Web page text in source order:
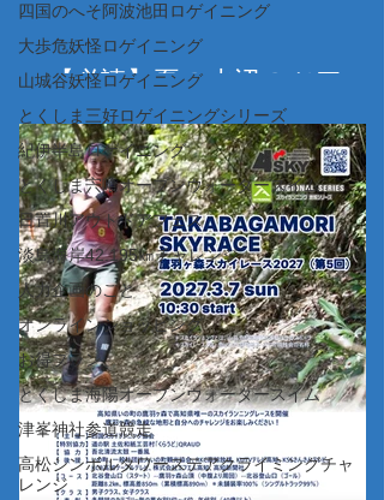
四国のへそ阿波池田ロゲイニング
大歩危妖怪ロゲイニング
山城谷妖怪ロゲイニング
とくしま三好ロゲイニングシリーズ
紀伊半島ロゲイニング
とくしま宍喰オープンウォータースイム
日置川アウトドアフェス
淡島海岸42.195㎞チャレンジ
人力企画のこと
オンラインショッピング
お得プラン
とくしま海陽オープンウォータースイム
津峯神社参道競走
高松シンボルタワーステアクライミングチャ
レンジ
【必読】夏の水辺のツアー
（カヤック・SUP・ビーチ
マット漂流、コーステアリ
ング、その他ツアー）につ
いて＋お得なキャンペーン